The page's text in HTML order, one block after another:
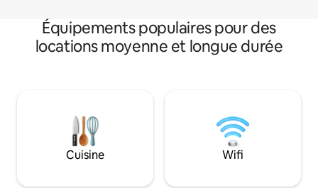
Équipements populaires pour des
locations moyenne et longue durée
Cuisine Wifi